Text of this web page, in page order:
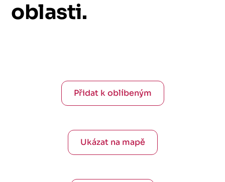
oblasti.
Přidat k oblíbeným
Ukázat na mapě